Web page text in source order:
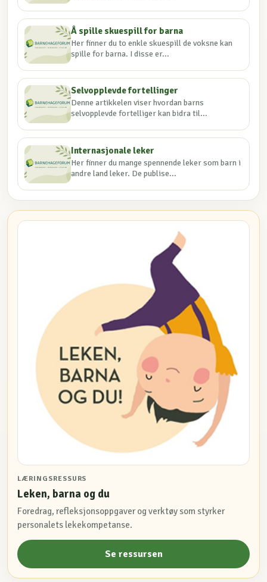
Å spille skuespill for barna
Her finner du to enkle skuespill de voksne kan
spille for barna. I disse er...
Selvopplevde fortellinger
Denne artikkelen viser hvordan barns
selvopplevde fortelliger kan bidra til...
Internasjonale leker
Her finner du mange spennende leker som barn i
andre land leker. De publise...
LÆRINGSRESSURS
Leken, barna og du
Foredrag, refleksjonsoppgaver og verktøy som styrker
personalets lekekompetanse.
Se ressursen